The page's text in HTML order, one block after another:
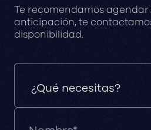
Te recomendamos
anticipación, te
disponibilidad.